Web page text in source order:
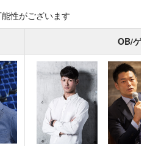
性がございます
OB/ゲ